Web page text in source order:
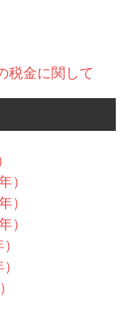
税金に関して
）
）
）